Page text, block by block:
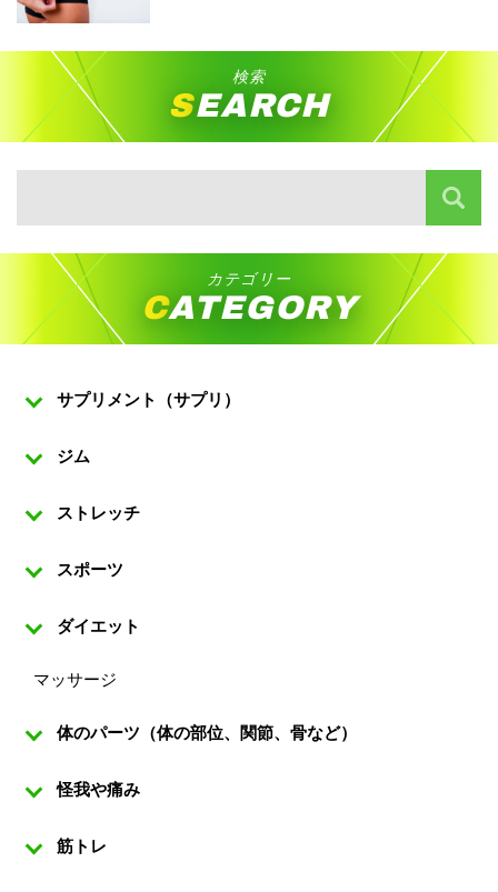
検索
SEARCH
カテゴリー
CATEGORY
サプリメント（サプリ）
ジム
ストレッチ
スポーツ
ダイエット
マッサージ
体のパーツ（体の部位、関節、骨など）
怪我や痛み
筋トレ